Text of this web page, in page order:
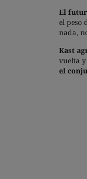
El
el peso
nada,
Kast
vuelta y
el